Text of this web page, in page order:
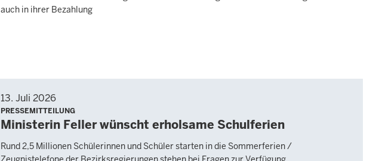
auch in ihrer Bezahlung
13. Juli 2026
PRESSEMITTEILUNG
Ministerin Feller wünscht erholsame Schulferien
Rund 2,5 Millionen Schülerinnen und Schüler starten in die Sommerferien /